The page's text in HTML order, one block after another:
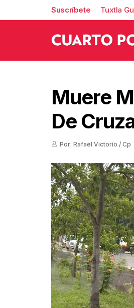
Suscríbete Tuxtla
Muere
De
Por: Rafael Victorio / Cp